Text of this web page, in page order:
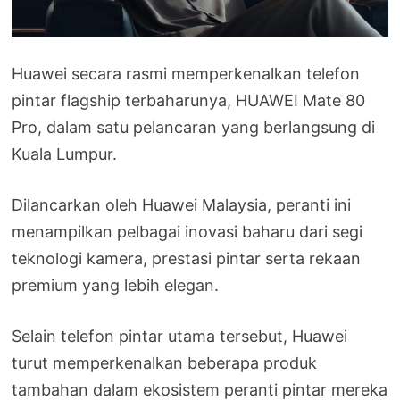
Huawei secara rasmi memperkenalkan telefon
pintar flagship terbaharunya, HUAWEI Mate 80
Pro, dalam satu pelancaran yang berlangsung di
Kuala Lumpur.
Dilancarkan oleh Huawei Malaysia, peranti ini
menampilkan pelbagai inovasi baharu dari segi
teknologi kamera, prestasi pintar serta rekaan
premium yang lebih elegan.
Selain telefon pintar utama tersebut, Huawei
turut memperkenalkan beberapa produk
tambahan dalam ekosistem peranti pintar mereka